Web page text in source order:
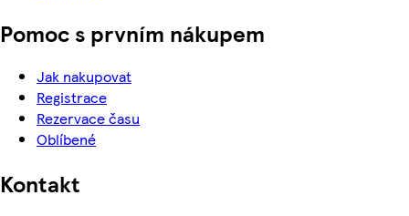
Pomoc s prvním nákupem
Jak nakupovat
Registrace
Rezervace času
Oblíbené
Kontakt